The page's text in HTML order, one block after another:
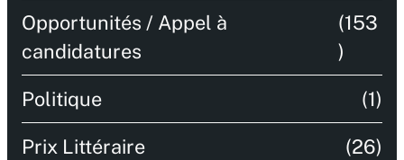
Opportunités / Appel à
candidatures
(153
)
Politique (1)
Prix Littéraire (26)